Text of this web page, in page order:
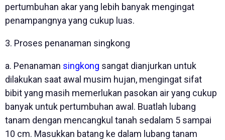
pertumbuhan akar yang lebih banyak mengingat
penampangnya yang cukup luas.
3. Proses penanaman singkong
a. Penanaman singkong sangat dianjurkan untuk
dilakukan saat awal musim hujan, mengingat sifat
bibit yang masih memerlukan pasokan air yang cukup
banyak untuk pertumbuhan awal. Buatlah lubang
tanam dengan mencangkul tanah sedalam 5 sampai
10 cm. Masukkan batang ke dalam lubang tanam